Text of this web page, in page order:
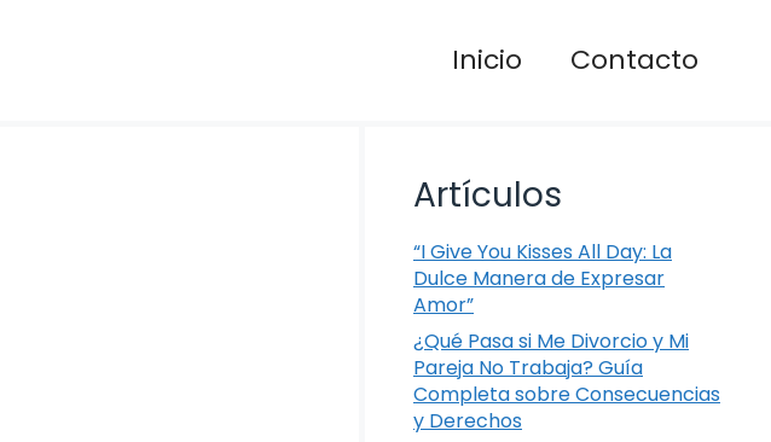
Inicio Contacto
Artículos
“I Give You Kisses All Day: La
Dulce Manera de Expresar
Amor”
¿Qué Pasa si Me Divorcio y Mi
Pareja No Trabaja? Guía
Completa sobre Consecuencias
y Derechos